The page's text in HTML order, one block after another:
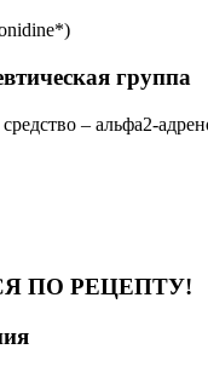
группа
– альфа2-
ПО РЕЦЕПТУ!